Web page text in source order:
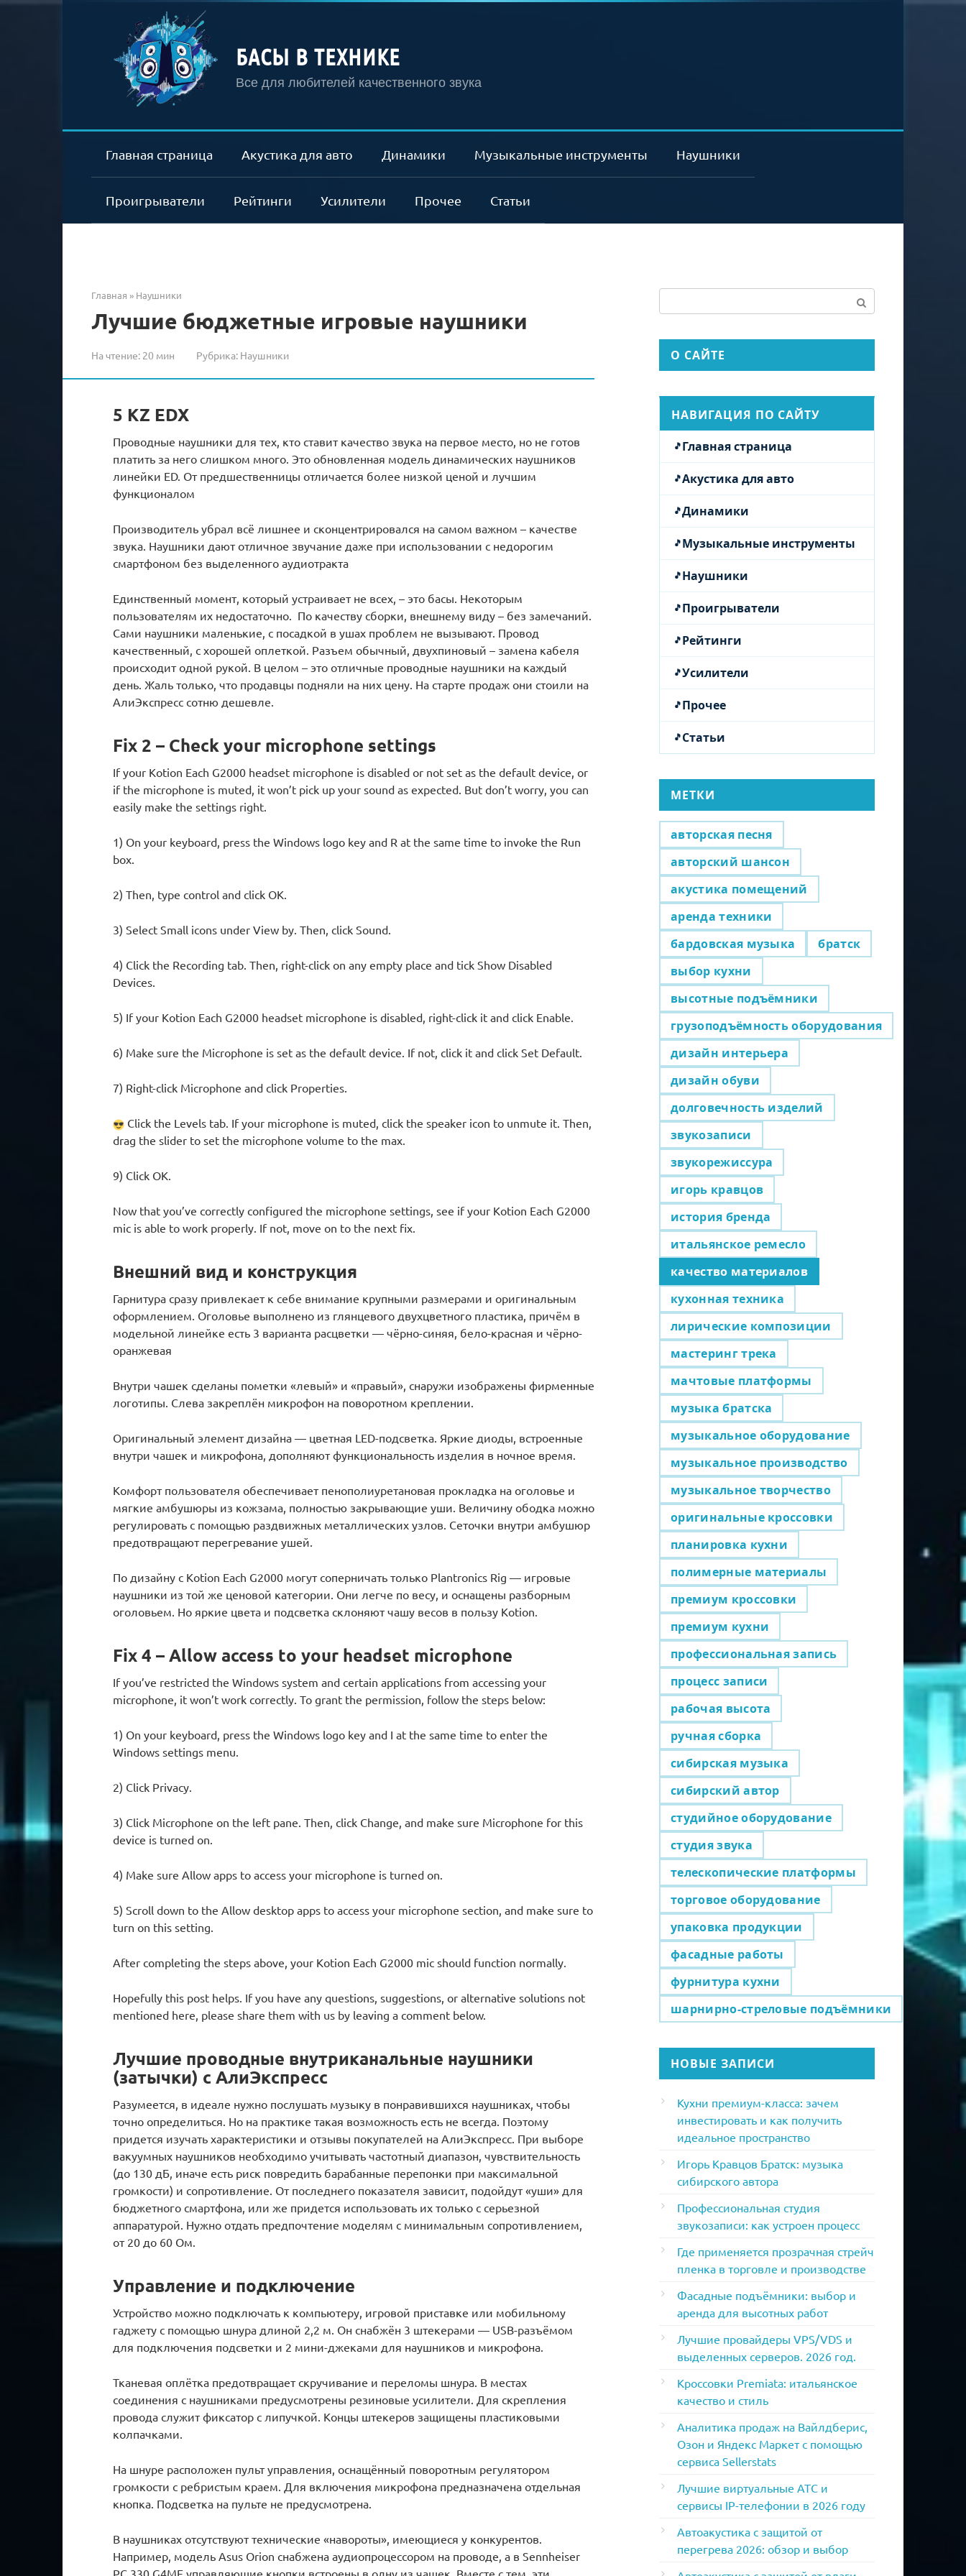
БАСЫ В ТЕХНИКЕ
Все для любителей качественного звука
Главная страница Акустика для авто Динамики Музыкальные инструменты Наушники
Проигрыватели Рейтинги Усилители Прочее Статьи
Главная » Наушники
Лучшие бюджетные игровые наушники
На чтение: 20 мин Рубрика: Наушники
5 KZ EDX
Проводные наушники для тех, кто ставит качество звука на первое место, но не готов
платить за него слишком много. Это обновленная модель динамических наушников
линейки ED. От предшественницы отличается более низкой ценой и лучшим
функционалом
Производитель убрал всё лишнее и сконцентрировался на самом важном – качестве
звука. Наушники дают отличное звучание даже при использовании с недорогим
смартфоном без выделенного аудиотракта
Единственный момент, который устраивает не всех, – это басы. Некоторым
пользователям их недостаточно. По качеству сборки, внешнему виду – без замечаний.
Сами наушники маленькие, с посадкой в ушах проблем не вызывают. Провод
качественный, с хорошей оплеткой. Разъем обычный, двухпиновый – замена кабеля
происходит одной рукой. В целом – это отличные проводные наушники на каждый
день. Жаль только, что продавцы подняли на них цену. На старте продаж они стоили на
АлиЭкспресс сотню дешевле.
Fix 2 – Check your microphone settings
If your Kotion Each G2000 headset microphone is disabled or not set as the default device, or
if the microphone is muted, it won’t pick up your sound as expected. But don’t worry, you can
easily make the settings right.
1) On your keyboard, press the Windows logo key and R at the same time to invoke the Run
box.
2) Then, type control and click OK.
3) Select Small icons under View by. Then, click Sound.
4) Click the Recording tab. Then, right-click on any empty place and tick Show Disabled
Devices.
5) If your Kotion Each G2000 headset microphone is disabled, right-click it and click Enable.
6) Make sure the Microphone is set as the default device. If not, click it and click Set Default.
7) Right-click Microphone and click Properties.
Click the Levels tab. If your microphone is muted, click the speaker icon to unmute it. Then,
drag the slider to set the microphone volume to the max.
9) Click OK.
Now that you’ve correctly configured the microphone settings, see if your Kotion Each G2000
mic is able to work properly. If not, move on to the next fix.
Внешний вид и конструкция
Гарнитура сразу привлекает к себе внимание крупными размерами и оригинальным
оформлением. Оголовье выполнено из глянцевого двухцветного пластика, причём в
модельной линейке есть 3 варианта расцветки — чёрно-синяя, бело-красная и чёрно-
оранжевая
Внутри чашек сделаны пометки «левый» и «правый», снаружи изображены фирменные
логотипы. Слева закреплён микрофон на поворотном креплении.
Оригинальный элемент дизайна — цветная LED-подсветка. Яркие диоды, встроенные
внутри чашек и микрофона, дополняют функциональность изделия в ночное время.
Комфорт пользователя обеспечивает пенополиуретановая прокладка на оголовье и
мягкие амбушюры из кожзама, полностью закрывающие уши. Величину ободка можно
регулировать с помощью раздвижных металлических узлов. Сеточки внутри амбушюр
предотвращают перегревание ушей.
По дизайну с Kotion Each G2000 могут соперничать только Plantronics Rig — игровые
наушники из той же ценовой категории. Они легче по весу, и оснащены разборным
оголовьем. Но яркие цвета и подсветка склоняют чашу весов в пользу Kotion.
Fix 4 – Allow access to your headset microphone
If you’ve restricted the Windows system and certain applications from accessing your
microphone, it won’t work correctly. To grant the permission, follow the steps below:
1) On your keyboard, press the Windows logo key and I at the same time to enter the
Windows settings menu.
2) Click Privacy.
3) Click Microphone on the left pane. Then, click Change, and make sure Microphone for this
device is turned on.
4) Make sure Allow apps to access your microphone is turned on.
5) Scroll down to the Allow desktop apps to access your microphone section, and make sure to
turn on this setting.
After completing the steps above, your Kotion Each G2000 mic should function normally.
Hopefully this post helps. If you have any questions, suggestions, or alternative solutions not
mentioned here, please share them with us by leaving a comment below.
Лучшие проводные внутриканальные наушники
(затычки) с АлиЭкспресс
Разумеется, в идеале нужно послушать музыку в понравившихся наушниках, чтобы
точно определиться. Но на практике такая возможность есть не всегда. Поэтому
придется изучать характеристики и отзывы покупателей на АлиЭкспресс. При выборе
вакуумных наушников необходимо учитывать частотный диапазон, чувствительность
(до 130 дБ, иначе есть риск повредить барабанные перепонки при максимальной
громкости) и сопротивление. От последнего показателя зависит, подойдут «уши» для
бюджетного смартфона, или же придется использовать их только с серьезной
аппаратурой. Нужно отдать предпочтение моделям с минимальным сопротивлением,
от 20 до 60 Ом.
Управление и подключение
Устройство можно подключать к компьютеру, игровой приставке или мобильному
гаджету с помощью шнура длиной 2,2 м. Он снабжён 3 штекерами — USB-разъёмом
для подключения подсветки и 2 мини-джеками для наушников и микрофона.
Тканевая оплётка предотвращает скручивание и переломы шнура. В местах
соединения с наушниками предусмотрены резиновые усилители. Для скрепления
провода служит фиксатор с липучкой. Концы штекеров защищены пластиковыми
колпачками.
На шнуре расположен пульт управления, оснащённый поворотным регулятором
громкости с ребристым краем. Для включения микрофона предназначена отдельная
кнопка. Подсветка на пульте не предусмотрена.
В наушниках отсутствуют технические «навороты», имеющиеся у конкурентов.
Например, модель Asus Orion снабжена аудиопроцессором на проводе, а в Sennheiser
PC 330 G4ME управляющие кнопки встроены в одну из чашек. Вместе с тем, эти
О САЙТЕ
НАВИГАЦИЯ ПО САЙТУ
Главная страница
Акустика для авто
Динамики
Музыкальные инструменты
Наушники
Проигрыватели
Рейтинги
Усилители
Прочее
Статьи
МЕТКИ
авторская песня
авторский шансон
акустика помещений
аренда техники
бардовская музыка
братск
выбор кухни
высотные подъёмники
грузоподъёмность оборудования
дизайн интерьера
дизайн обуви
долговечность изделий
звукозаписи
звукорежиссура
игорь кравцов
история бренда
итальянское ремесло
качество материалов
кухонная техника
лирические композиции
мастеринг трека
мачтовые платформы
музыка братска
музыкальное оборудование
музыкальное производство
музыкальное творчество
оригинальные кроссовки
планировка кухни
полимерные материалы
премиум кроссовки
премиум кухни
профессиональная запись
процесс записи
рабочая высота
ручная сборка
сибирская музыка
сибирский автор
студийное оборудование
студия звука
телескопические платформы
торговое оборудование
упаковка продукции
фасадные работы
фурнитура кухни
шарнирно-стреловые подъёмники
НОВЫЕ ЗАПИСИ
Кухни премиум-класса: зачем
инвестировать и как получить
идеальное пространство
Игорь Кравцов Братск: музыка
сибирского автора
Профессиональная студия
звукозаписи: как устроен процесс
Где применяется прозрачная стрейч
пленка в торговле и производстве
Фасадные подъёмники: выбор и
аренда для высотных работ
Лучшие провайдеры VPS/VDS и
выделенных серверов. 2026 год.
Кроссовки Premiata: итальянское
качество и стиль
Аналитика продаж на Вайлдберис,
Озон и Яндекс Маркет с помощью
сервиса Sellerstats
Лучшие виртуальные АТС и
сервисы IP-телефонии в 2026 году
Автоакустика с защитой от
перегрева 2026: обзор и выбор